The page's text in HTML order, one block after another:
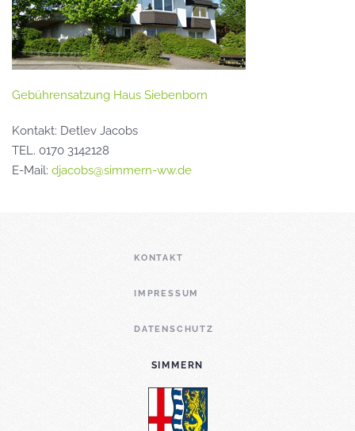
Gebührensatzung Haus Siebenborn
Kontakt: Detlev Jacobs
TEL. 0170 3142128
E-Mail: djacobs@simmern-ww.de
KONTAKT
IMPRESSUM
DATENSCHUTZ
SIMMERN